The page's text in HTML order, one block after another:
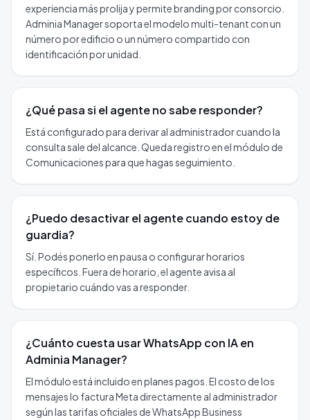
experiencia más prolija y permite branding por consorcio.
Adminia Manager soporta el modelo multi-tenant con un
número por edificio o un número compartido con
identificación por unidad.
¿Qué pasa si el agente no sabe responder?
Está configurado para derivar al administrador cuando la
consulta sale del alcance. Queda registro en el módulo de
Comunicaciones para que hagas seguimiento.
¿Puedo desactivar el agente cuando estoy de
guardia?
Sí. Podés ponerlo en pausa o configurar horarios
específicos. Fuera de horario, el agente avisa al
propietario cuándo vas a responder.
¿Cuánto cuesta usar WhatsApp con IA en
Adminia Manager?
El módulo está incluido en planes pagos. El costo de los
mensajes lo factura Meta directamente al administrador
según las tarifas oficiales de WhatsApp Business